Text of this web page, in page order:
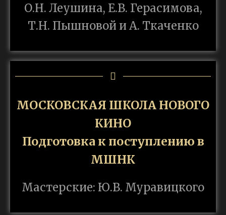
О.Н. Леушина, Е.В. Герасимова,
Т.Н. Пышновой и А. Ткаченко
МОСКОВСКАЯ ШКОЛА НОВОГО
КИНО
Подготовка к поступлению в
МШНК
Мастерские: Ю.В. Муравицкого